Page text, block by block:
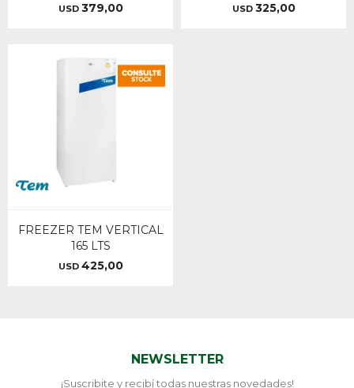
USD 379,00 USD 325,00
FREEZER TEM VERTICAL
165 LTS
USD 425,00
NEWSLETTER
¡Suscribite y recibí todas nuestras novedades!